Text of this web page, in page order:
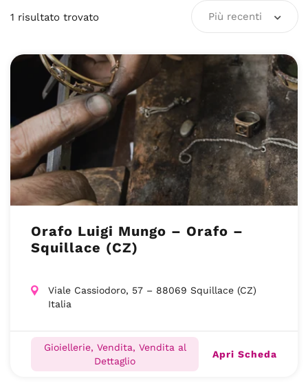
1 risultato trovato Più recenti
Orafo Luigi Mungo – Orafo –
Squillace (CZ)
Viale Cassiodoro, 57 – 88069 Squillace (CZ)
Italia
Gioiellerie, Vendita, Vendita al
Dettaglio
Apri Scheda